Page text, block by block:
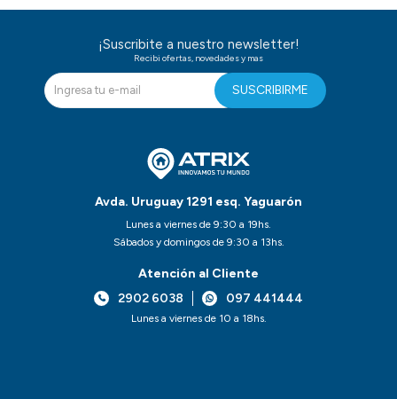
Avda. Uruguay 1291 esq. Yaguarón
Lunes a viernes de 9:30 a 19hs.
Sábados y domingos de 9:30 a 13hs.
Atención al Cliente
2902 6038
097 441444
Lunes a viernes de 10 a 18hs.
¡Suscribite a nuestro newsletter!
Recibi ofertas, novedades y mas
SUSCRIBIRME